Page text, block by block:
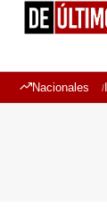
Nacionales